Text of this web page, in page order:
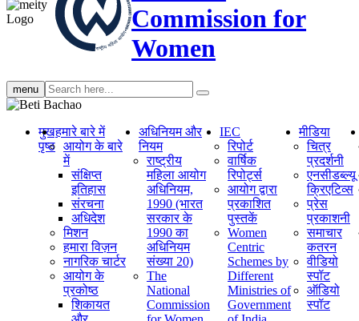
Commission for
Women
menu Search
search
मुख
पृष्ठ
हमारे बारे में
आयोग के बारे
में
संक्षिप्‍त
इतिहास
संरचना
अधिदेश
मिशन
हमारा विज़न
नागरिक चार्टर
आयोग के
प्रकोष्ठ
शिकायत
अधिनियम और
नियम
राष्ट्रीय
महिला आयोग
अधिनियम,
1990 (भारत
सरकार के
1990 का
अधिनियम
संख्या 20)
The
National
Commission
IEC
रिपोर्ट
वार्षिक
रिपोर्ट्स
आयोग द्वारा
प्रकाशित
पुस्तकें
Women
Centric
Schemes by
Different
Ministries of
Government
मीडिया
चित्र
प्रदर्शनी
एनसीडब्ल्यू
क्रिएटिव्स
प्रेस
प्रकाशनी
समाचार
कतरन
वीडियो
स्पॉट
ऑडियो
स्पॉट